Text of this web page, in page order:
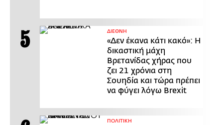
ΔΙΕΘΝΗ
«Δεν έκανα κάτι κακό»: Η
δικαστική μάχη
Βρετανίδας χήρας που
ζει 21 χρόνια στη
Σουηδία και τώρα πρέπει
να φύγει λόγω Brexit
ΠΟΛΙΤΙΚΗ